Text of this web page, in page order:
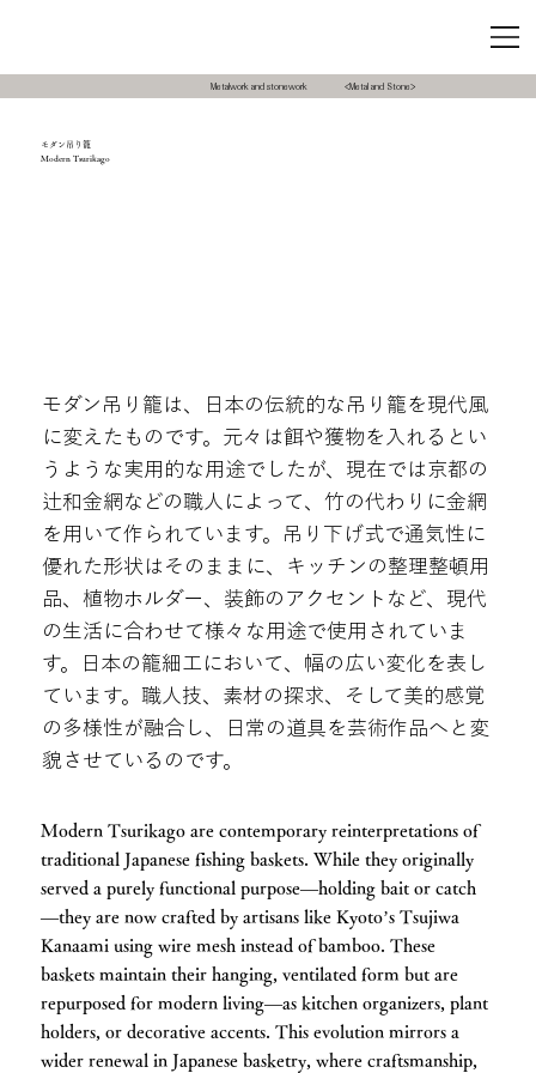
Metalwork and stonework <Metal and Stone>
モダン吊り籠
Modern Tsurikago
モダン吊り籠は、日本の伝統的な吊り籠を現代風
に変えたものです。元々は餌や獲物を入れるとい
うような実用的な用途でしたが、現在では京都の
辻和金網などの職人によって、竹の代わりに金網
を用いて作られています。吊り下げ式で通気性に
優れた形状はそのままに、キッチンの整理整頓用
品、植物ホルダー、装飾のアクセントなど、現代
の生活に合わせて様々な用途で使用されていま
す。日本の籠細工において、幅の広い変化を表し
ています。職人技、素材の探求、そして美的感覚
の多様性が融合し、日常の道具を芸術作品へと変
貌させているのです。
Modern Tsurikago are contemporary reinterpretations of
traditional Japanese fishing baskets. While they originally
served a purely functional purpose—holding bait or catch
—they are now crafted by artisans like Kyoto’s Tsujiwa
Kanaami using wire mesh instead of bamboo. These
baskets maintain their hanging, ventilated form but are
repurposed for modern living—as kitchen organizers, plant
holders, or decorative accents. This evolution mirrors a
wider renewal in Japanese basketry, where craftsmanship,